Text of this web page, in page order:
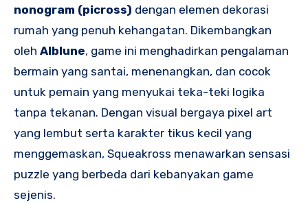
nonogram (picross) dengan elemen dekorasi
rumah yang penuh kehangatan. Dikembangkan
oleh Alblune, game ini menghadirkan pengalaman
bermain yang santai, menenangkan, dan cocok
untuk pemain yang menyukai teka-teki logika
tanpa tekanan. Dengan visual bergaya pixel art
yang lembut serta karakter tikus kecil yang
menggemaskan, Squeakross menawarkan sensasi
puzzle yang berbeda dari kebanyakan game
sejenis.